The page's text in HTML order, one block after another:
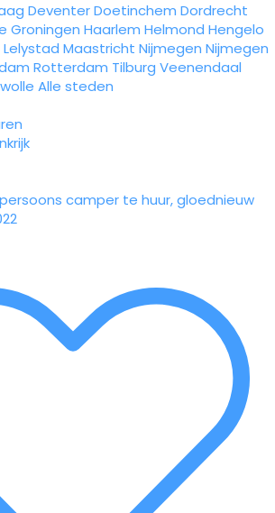
DeventerDoetinchem Dordrecht
Groningen Haarlem Helmond Hengelo
Lelystad Maastricht Nijmegen Nijmegen
Rotterdam Tilburg Veenendaal
Alle steden
camper te huur, gloednieuw